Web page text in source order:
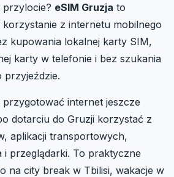
eSIM Gruzja to
z internetu mobilnego
kupowania lokalnej karty SIM,
karty w telefonie i bez szukania
przyjeździe.
przygotować internet jeszcze
dotarciu do Gruzji korzystać z
aplikacji transportowych,
i przeglądarki. To praktyczne
na city break w Tbilisi, wakacje w